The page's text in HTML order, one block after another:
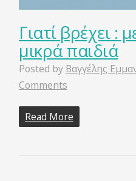
Γιατί βρέχει :
μικρά παιδιά
Posted by Βαγγέλης
Comments
Read More